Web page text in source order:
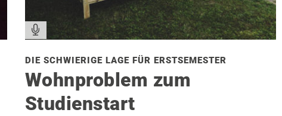
DIE SCHWIERIGE LAGE FÜR ERSTSEMESTER
Wohnproblem zum
Studienstart